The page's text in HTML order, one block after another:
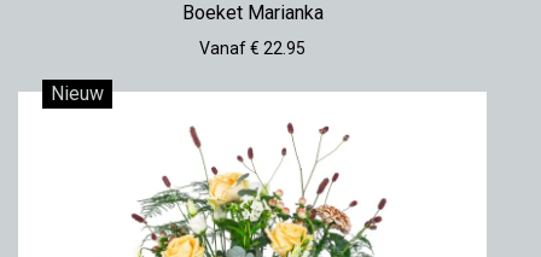
Boeket Marianka
Vanaf € 22.95
Nieuw